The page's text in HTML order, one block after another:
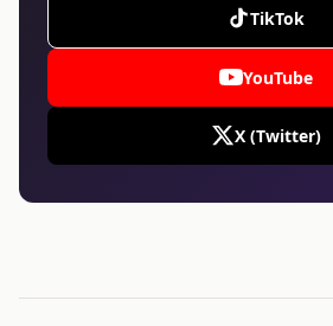
TikTok
YouTube
X (Twitter)